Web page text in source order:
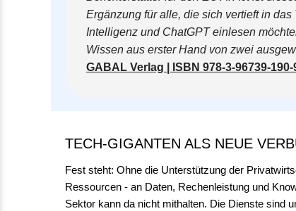
Ergänzung für alle, die sich vertieft in
Intelligenz und ChatGPT einlesen
Wissen aus erster Hand von zwei
GABAL Verlag | ISBN 978-3-96739-190-
TECH-GIGANTEN ALS NEUE
Fest steht: Ohne die Unterstützung der
Ressourcen - an Daten, Rechenleistung und
Sektor kann da nicht mithalten. Die Dienste sind